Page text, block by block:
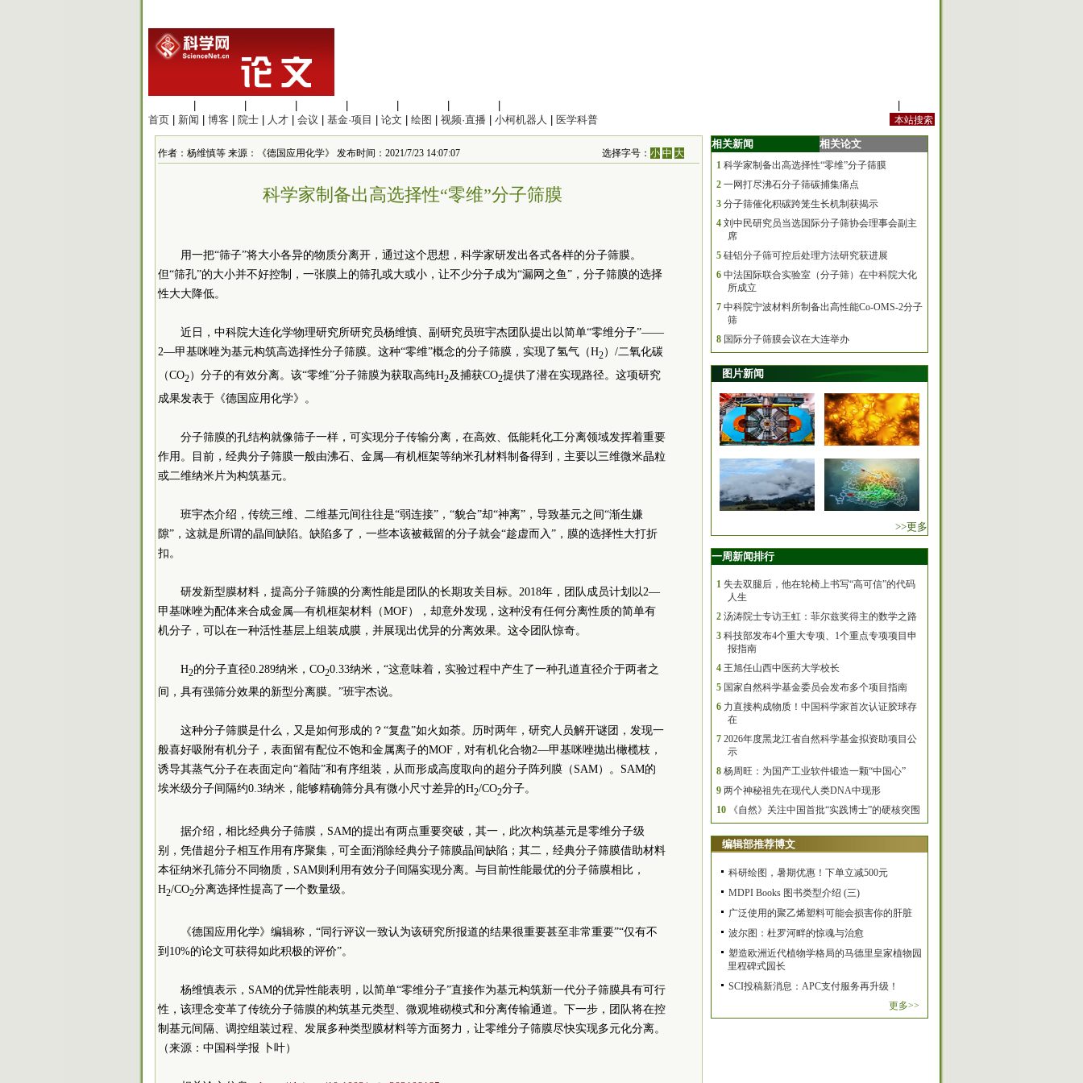
首页
新闻 博客 院士 人才 会议 基金·项目 论文 绘图 视频·直播 小柯机器人 医学科普
作者：杨维慎等 来源：《德国应用化学》 发布时间：2021/7/23 14:07:07 选择字号：小 中 大
科学家制备出高选择性“零维”分子筛膜
用一把“筛子”将大小各异的物质分离开，通过这个思想，科学家研发出各式各样的分子筛膜。
但“筛孔”的大小并不好控制，一张膜上的筛孔或大或小，让不少分子成为“漏网之鱼”，分子筛膜的选择
性大大降低。
近日， 中科院大连化学物理研究所研究员杨维慎、副研究员班宇杰团队提出以简单“零维分子”——
2—甲基咪唑为基元构筑高选择性分子筛膜。这种“零维”概念的分子筛膜，实现了氢气（H2）/二氧化碳
（CO2）分子的有效分离。该“零维”分子筛膜为获取高纯H2及捕获CO2提供了潜在实现路径。这项研究
成果发表于《德国应用化学》。
分子筛膜的孔结构就像筛子一样，可实现分子传输分离，在高效、低能耗化工分离领域发挥着重要
作用。目前，经典分子筛膜一般由沸石、金属—有机框架等纳米孔材料制备得到，主要以三维微米晶粒
或二维纳米片为构筑基元。
班宇杰介绍，传统三维、二维基元间往往是“弱连接”，“貌合”却“神离”，导致基元之间“渐生嫌
隙”，这就是所谓的晶间缺陷。缺陷多了，一些本该被截留的分子就会“趁虚而入”，膜的选择性大打折
扣。
研发新型膜材料，提高分子筛膜的分离性能是团队的长期攻关目标。2018年，团队成员计划以2—
甲基咪唑为配体来合成金属—有机框架材料（MOF），却意外发现，这种没有任何分离性质的简单有
机分子，可以在一种活性基层上组装成膜，并展现出优异的分离效果。这令团队惊奇。
H2的分子直径0.289纳米，CO20.33纳米，“这意味着，实验过程中产生了一种孔道直径介于两者之
间，具有强筛分效果的新型分离膜。”班宇杰说。
这种分子筛膜是什么，又是如何形成的？“复盘”如火如荼。历时两年，研究人员解开谜团，发现一
般喜好吸附有机分子，表面留有配位不饱和金属离子的MOF，对有机化合物2—甲基咪唑抛出橄榄枝，
诱导其蒸气分子在表面定向“着陆”和有序组装，从而形成高度取向的超分子阵列膜（SAM）。SAM的
埃米级分子间隔约0.3纳米，能够精确筛分具有微小尺寸差异的H2/CO2分子。
据介绍，相比经典分子筛膜，SAM的提出有两点重要突破，其一，此次构筑基元是零维分子级
别，凭借超分子相互作用有序聚集，可全面消除经典分子筛膜晶间缺陷；其二，经典分子筛膜借助材料
本征纳米孔筛分不同物质，SAM则利用有效分子间隔实现分离。与目前性能最优的分子筛膜相比，
H2/CO2分离选择性提高了一个数量级。
《德国应用化学》编辑称，“同行评议一致认为该研究所报道的结果很重要甚至非常重要”“仅有不
到10%的论文可获得如此积极的评价”。
杨维慎表示，SAM的优异性能表明，以简单“零维分子”直接作为基元构筑新一代分子筛膜具有可行
性，该理念变革了传统分子筛膜的构筑基元类型、微观堆砌模式和分离传输通道。下一步，团队将在控
制基元间隔、调控组装过程、发展多种类型膜材料等方面努力，让零维分子筛膜尽快实现多元化分离。
（来源：中国科学报 卜叶）
相关新闻 相关论文
1 科学家制备出高选择性“零维”分子筛膜
2 一网打尽沸石分子筛碳捕集痛点
3 分子筛催化积碳跨笼生长机制获揭示
4 刘中民研究员当选国际分子筛协会理事会副主
席
5 硅铝分子筛可控后处理方法研究获进展
6 中法国际联合实验室（分子筛）在中科院大化
所成立
7 中科院宁波材料所制备出高性能Co-OMS-2分子
筛
8 国际分子筛膜会议在大连举办
图片新闻
>>更多
一周新闻排行
1 失去双腿后，他在轮椅上书写“高可信”的代码
人生
2 汤涛院士专访王虹：菲尔兹奖得主的数学之路
3 科技部发布4个重大专项、1个重点专项项目申
报指南
4 王旭任山西中医药大学校长
5 国家自然科学基金委员会发布多个项目指南
6 力直接构成物质！中国科学家首次认证胶球存
在
7 2026年度黑龙江省自然科学基金拟资助项目公
示
8 杨周旺：为国产工业软件锻造一颗“中国心”
9 两个神秘祖先在现代人类DNA中现形
10
《自然》关注中国首批“实践博士”的硬核突围
编辑部推荐博文
科研绘图，暑期优惠！下单立减500元
MDPI Books 图书类型介绍 (三)
广泛使用的聚乙烯塑料可能会损害你的肝脏
波尔图：杜罗河畔的惊魂与治愈
塑造欧洲近代植物学格局的马德里皇家植物园
里程碑式园长
SCI投稿新消息：APC支付服务再升级！
更多>>